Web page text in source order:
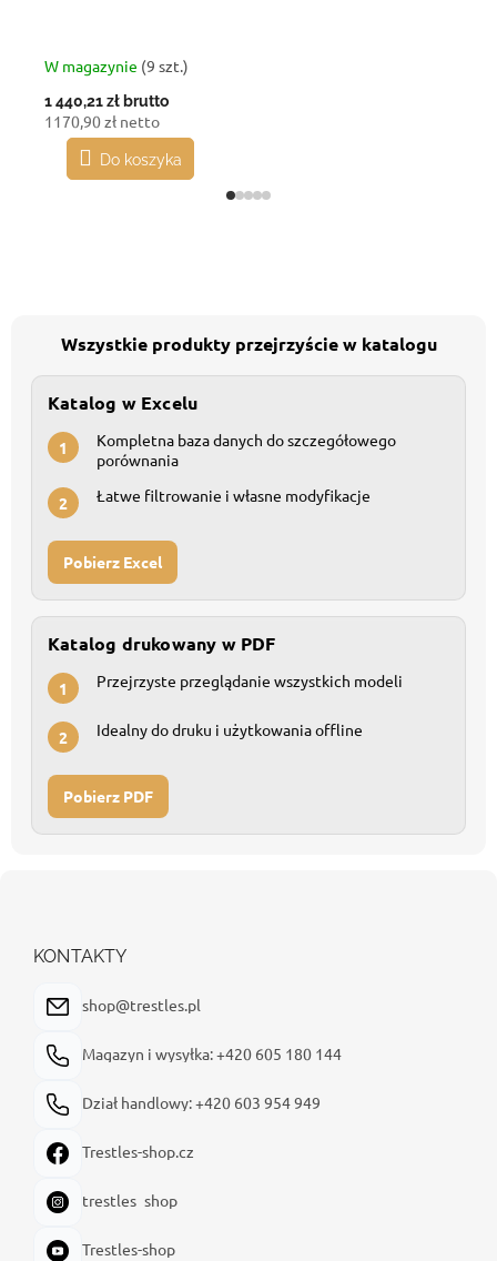
W magazynie (9 szt.)
1 440,21 zł brutto
1170,90 zł netto
Do koszyka
Wszystkie produkty przejrzyście w katalogu
Katalog w Excelu
1
Kompletna baza danych do szczegółowego
porównania
2 Łatwe filtrowanie i własne modyfikacje
Pobierz Excel
Katalog drukowany w PDF
1 Przejrzyste przeglądanie wszystkich modeli
2 Idealny do druku i użytkowania offline
Pobierz PDF
KONTAKTY
shop@trestles.pl
Magazyn i wysyłka: +420 605 180 144
Dział handlowy: +420 603 954 949
Trestles-shop.cz
trestles_shop
Trestles-shop